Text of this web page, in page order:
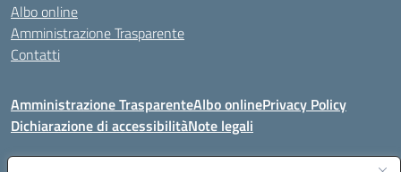
Albo online
Amministrazione Trasparente
Contatti
Amministrazione TrasparenteAlbo onlinePrivacy Policy
Dichiarazione di accessibilitàNote legali